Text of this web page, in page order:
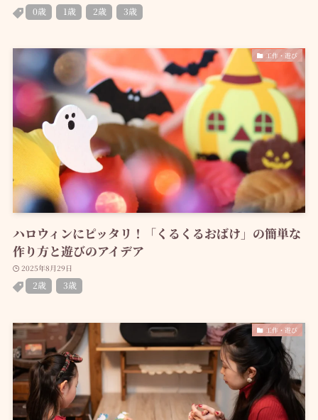
0歳 1歳 2歳 3歳
工作・遊び
ハロウィンにピッタリ！「くるくるおばけ」の簡単な
作り方と遊びのアイデア
2025年8月29日
2歳 3歳
工作・遊び